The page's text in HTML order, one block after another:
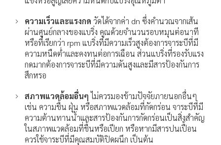
ความเร็วและแรงกด วัดได้จากค่า dn ซึ่งคำนวณจากเส้น
ผ่านศูนย์กลางของแบริ่ง คูณด้วยจำนวนรอบหมุนต่อนาที
หรือที่เรียกว่า rpm แบริ่งที่มีความเร็วสูงต้องการจาระบีที่มี
ความหนืดต่ำและคงทนต่อการเฉือน ส่วนแบริ่งที่รองรับแรง
กดมากต้องการจาระบีที่มีความดันสูงและมีสารป้องกันการ
สึกหรอ
สภาพแวดล้อมอื่นๆไม่ควรมองข้ามปัจจัยภายนอกอื่นๆ
เช่น ความชื้น ฝุ่น หรือสภาพแวดล้อมที่กัดกร่อน จาระบีที่มี
ความต้านทานน้ำและสารป้องกันการกัดกร่อนเป็นสิ่งสำคัญ
ในสภาพแวดล้อมที่ชื้นหรือเปียก หรือหากมีสารปนเปื้อน
ควรใช้จาระบีที่มีคุณสมบัติปิดผนึก เป็นต้น